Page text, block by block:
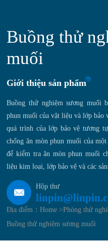
Buồng thử
muối
Giới thiệu sản phẩm
Buồng thử nghiệm sương muối
phun muối của vật liệu và lớp bảo
quá trình của lớp bảo vệ tương
chống ăn mòn phun muối của
để kiểm tra ăn mòn phun muối
liệu kim loại, lớp bảo vệ và các
Hộp thư
Địa điểm：Home >Phòng thử
Buồng thử nghiệm sương muối